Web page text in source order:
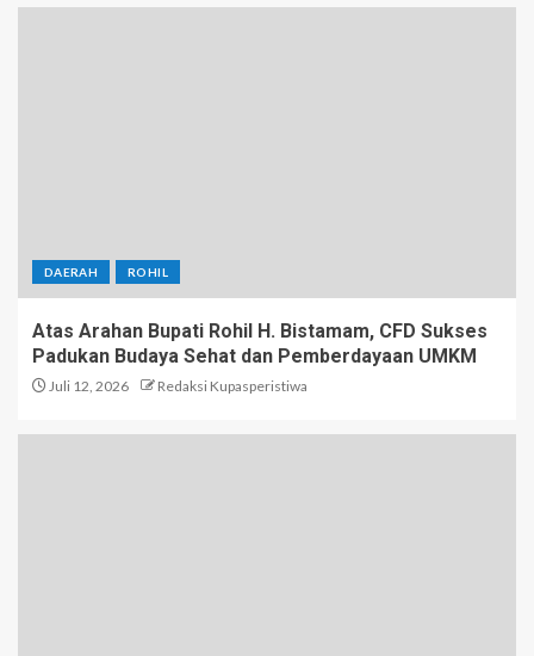
DAERAH ROHIL
Atas Arahan Bupati Rohil H. Bistamam, CFD Sukses
Padukan Budaya Sehat dan Pemberdayaan UMKM
Juli 12, 2026 Redaksi Kupasperistiwa